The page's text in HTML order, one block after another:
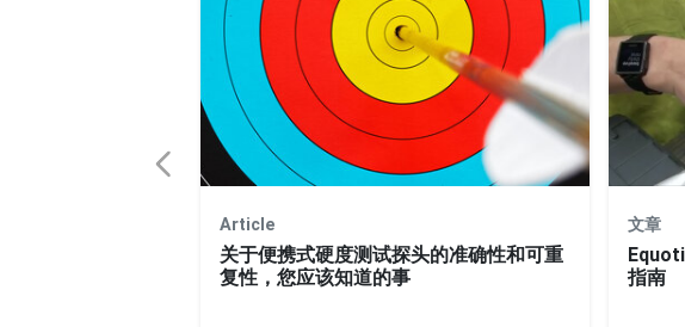
Article
关于便携式硬度测试探头的准确性和可重
复性，您应该知道的事
文章
指南